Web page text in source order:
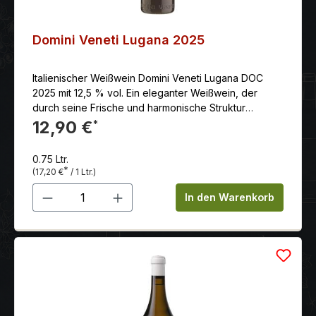
Domini Veneti Lugana 2025
Italienischer Weißwein Domini Veneti Lugana DOC
2025 mit 12,5 % vol. Ein eleganter Weißwein, der
durch seine Frische und harmonische Struktur
überzeugt und somit ein idealer Begleiter für
verschiedene Anlässe und Speisen ist.
12,90 €*
0.75 Ltr.
(17,20 €* / 1 Ltr.)
Produkt Anzahl: Gib denIn den Warenkorb